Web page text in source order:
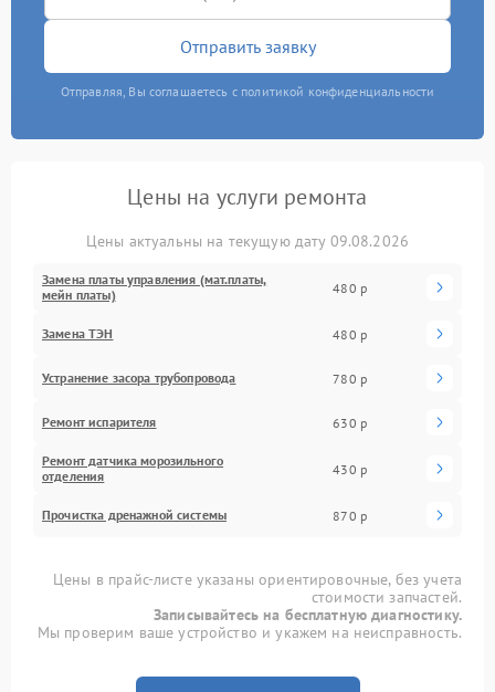
Отправить заявку
Отправляя, Вы соглашаетесь с политикой конфиденциальности
Цены на услуги ремонта
Цены актуальны на текущую дату 09.08.2026
Замена платы управления (мат.платы,
мейн платы)
480 р
Замена ТЭН 480 р
Устранение засора трубопровода 780 р
Ремонт испарителя 630 р
Ремонт датчика морозильного
отделения
430 р
Прочистка дренажной системы 870 р
Цены в прайс-листе указаны ориентировочные, без учета
стоимости запчастей.
Записывайтесь на бесплатную диагностику.
Мы проверим ваше устройство и укажем на неисправность.